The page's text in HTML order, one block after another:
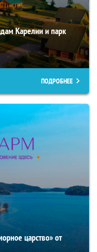
Карелии и парк
ПОДРОБНЕЕ
царство» от